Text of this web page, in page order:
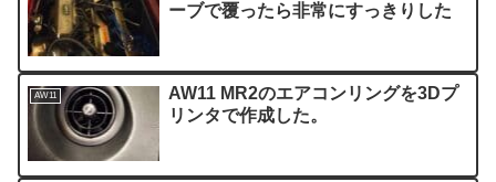
ーブで覆ったら非常にすっきりした
AW11
AW11 MR2のエアコンリングを3Dプ
リンタで作成した。